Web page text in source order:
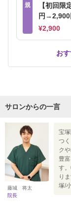
規
【初回
円→2,900
¥2,900
お
サロンからの一言
藤城 将太
院長
宝
つ
ク
豊
す
り
塚/